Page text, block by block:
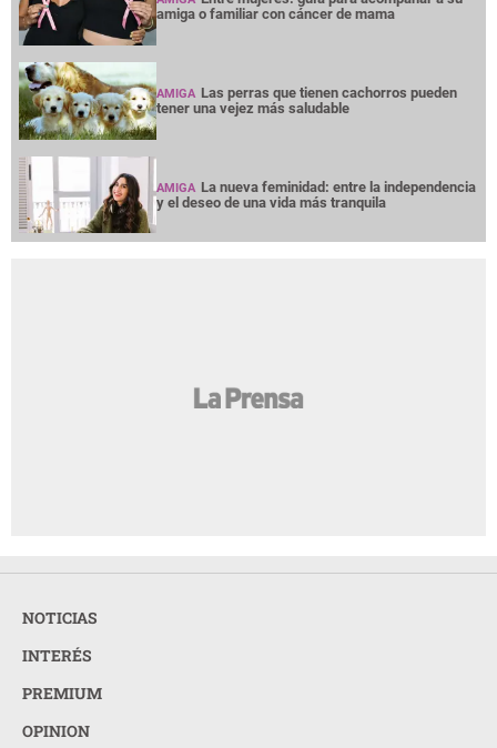
amiga o familiar con cáncer de mama
AMIGA Las perras que tienen cachorros pueden
tener una vejez más saludable
AMIGA La nueva feminidad: entre la independencia
y el deseo de una vida más tranquila
NOTICIAS
INTERÉS
PREMIUM
OPINION